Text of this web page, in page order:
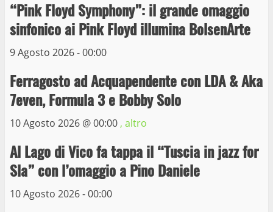
“Pink Floyd Symphony”: il grande omaggio
sinfonico ai Pink Floyd illumina BolsenArte
9 Agosto 2026 - 00:00
Ferragosto ad Acquapendente con LDA & Aka
7even, Formula 3 e Bobby Solo
10 Agosto 2026 @00:00 , altro
Al Lago di Vico fa tappa il “Tuscia in jazz for
Sla” con l’omaggio a Pino Daniele
10 Agosto 2026 - 00:00
3
Wiplanet Baseball supera il Napoli
9 Maggio 2023
4
La Polizia di Stato arresta il ladro seriale
delle auto in sosta a Viterbo
10 Maggio 2023
Prorogata la mostra dei bozzetti di
Michelangelo Buonarroti ospitata al
Museo dei Portici